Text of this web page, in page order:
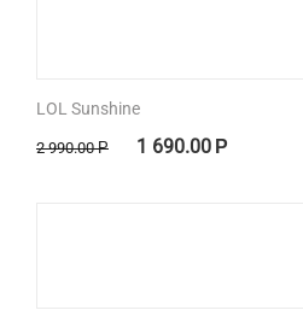
LOL Sunshine
2 990.00 Р 1 690.00 Р